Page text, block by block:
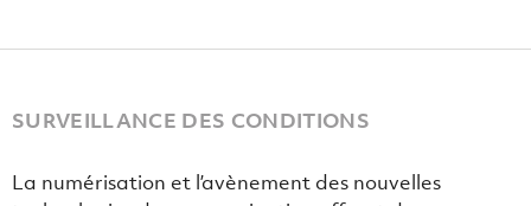
SURVEILLANCE DES CONDITIONS
La numérisation et l’avènement des nouvelles